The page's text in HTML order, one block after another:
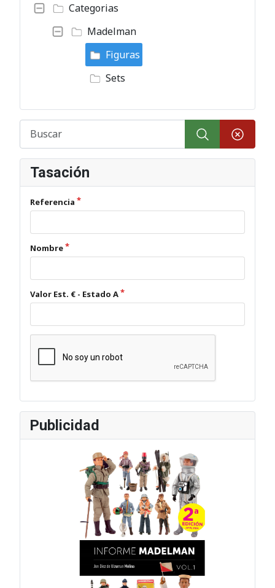
Categorias
Madelman
Figuras
Sets
Tasación
Referencia
Nombre
Valor Est. € - Estado A
Publicidad